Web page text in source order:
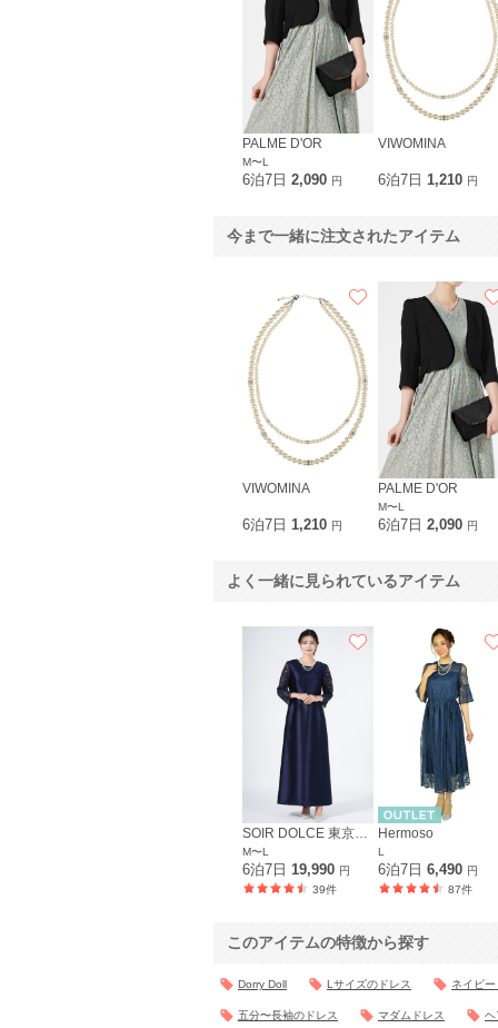
PALME D'OR
M〜L
6泊7日 2,090 円
VIWOMINA
6泊7日1,210 円
今まで一緒に注文されたアイテム
VIWOMINA
6泊7日 1,210 円
PALME D'OR
M〜L
6泊7日2,090 円
よく一緒に見られているアイテム
SOIR DOLCE 東京ソワール
M〜L
6泊7日 19,990 円
39件
Hermoso
L
6泊7日6,490 円
87件
このアイテムの特徴から探す
Dorry Doll Lサイズのドレス ネイビー
五分〜長袖のドレス マダムドレス ヘ